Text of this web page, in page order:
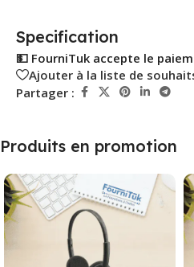
Specification
💵 FourniTuk accepte le
Ajouter à la liste de
Partager :
Produits en promotion